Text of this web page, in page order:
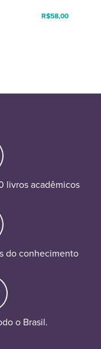
R$58,00
livros acadêmicos
do conhecimento
o Brasil.